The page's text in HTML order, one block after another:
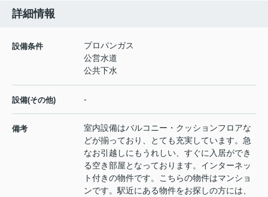
詳細情報
設備条件
プロパンガス
公営水道
公共下水
設備(その他) -
備考
室内設備はバルコニー・クッションフロアな
どが揃っており、とても充実しています。急
なお引越しにもうれしい、すぐに入居ができ
る空き部屋となっております。インターネッ
ト付きの物件です。こちらの物件はマンショ
ンです。駅近にある物件をお探しの方には、